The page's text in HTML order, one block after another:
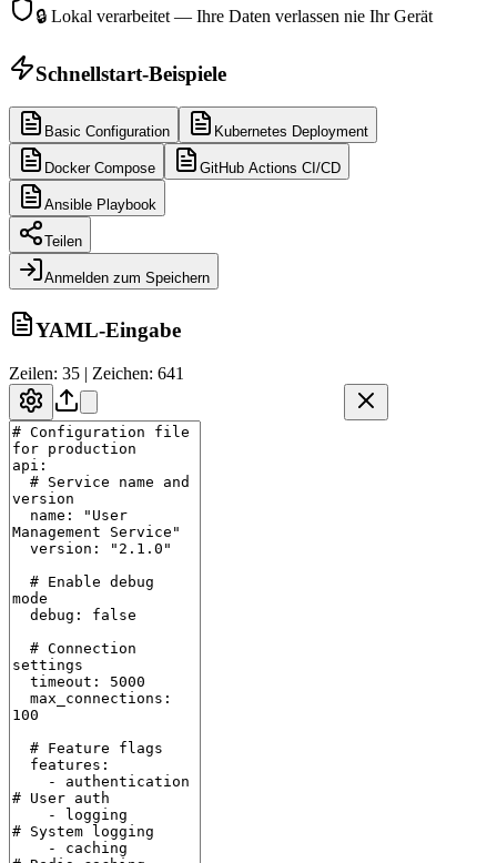
🔒 Lokal verarbeitet — Ihre Daten verlassen nie Ihr Gerät
Schnellstart-Beispiele
Basic Configuration Kubernetes Deployment
Docker Compose GitHub Actions CI/CD
Ansible Playbook
Teilen
Anmelden zum Speichern
YAML-Eingabe
Zeilen: 35 | Zeichen: 641